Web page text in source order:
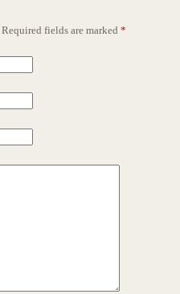
Required fields are marked *